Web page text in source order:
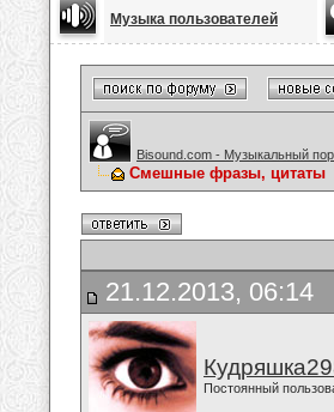
Музыка пользователей
Bisound.com - Музыкальный
Смешные фразы, цитаты
21.12.2013, 06:14
Постоянный